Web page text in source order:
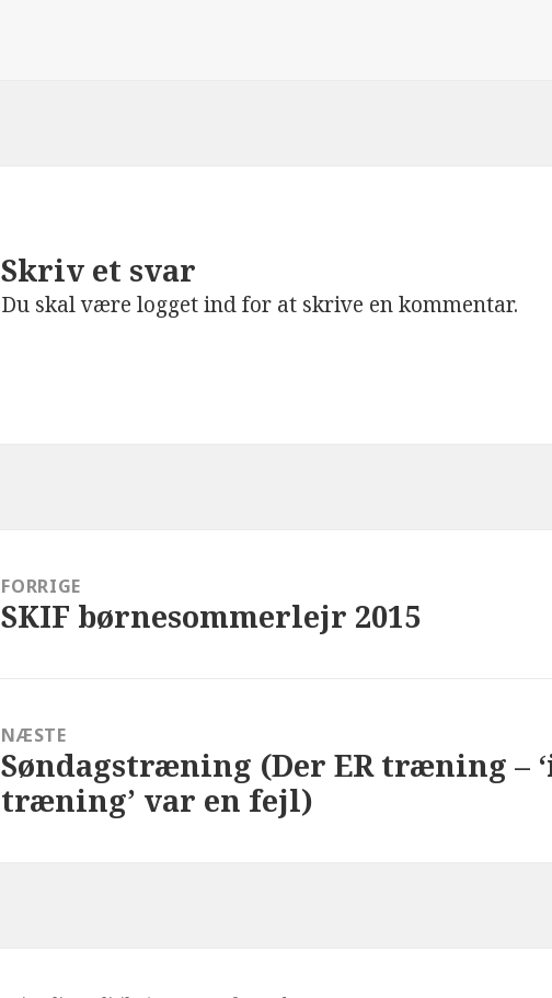
Skriv et svar
Du skal værelogget indfor at skrive en kommentar.
FORRIGE
Forrige
SKIF børnesommerlejr 2015
NÆSTE
Næste
indlæg:
Søndagstræning (Der ER træning –
træning’ var en fejl)